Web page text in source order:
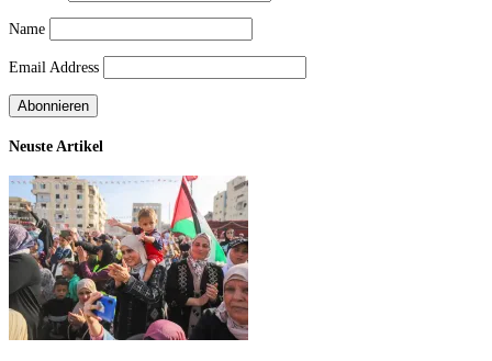
Name
Email Address
Neuste Artikel